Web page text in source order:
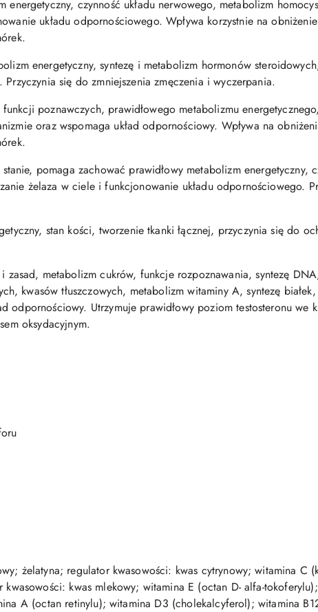
energetyczny, czynność układu nerwowego, metabolizm
układu odpornościowego. Wpływa korzystnie na
energetyczny, syntezę i metabolizm hormonów
się do zmniejszenia zmęczenia i wyczerpania.
poznawczych, prawidłowego metabolizmu
oraz wspomaga układ odpornościowy. Wpływa na
pomaga zachować prawidłowy metabolizm energetyczny,
żelaza w ciele i funkcjonowanie układu odpornościowego.
stan kości, tworzenie tkanki łącznej, przyczynia się do
metabolizm cukrów, funkcje rozpoznawania, syntezę
kwasów tłuszczowych, metabolizm witaminy A, syntezę
odpornościowy. Utrzymuje prawidłowy poziom testosteronu we
oksydacyjnym.
żelatyna; regulator kwasowości: kwas cytrynowy; witamina C
kwas mlekowy; witamina E (octan D- alfa-
A (octan retinylu); witamina D3 (cholekalcyferol); witamina